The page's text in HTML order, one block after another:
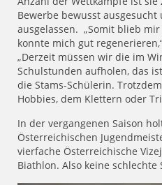
Bewerbe bewusst ausgesucht
ausgelassen. „Somit blieb
konnte mich gut
„Derzeit müssen wir die im
Schulstunden aufholen, das
die Stams-Schülerin.
Hobbies, dem Klettern oder
In der vergangenen Saison
Österreichischen
vierfache Österreichische
Biathlon. Also keine